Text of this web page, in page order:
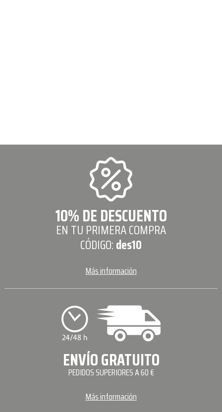
10% DE DESCUENTO
EN TU PRIMERA COMPRA
CÓDIGO:des10
Más información
ENVÍO GRATUITO
PEDIDOS SUPERIORES A 60 €
Más información